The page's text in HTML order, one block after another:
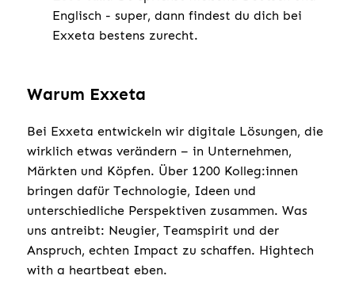
Englisch - super, dann findest du dich bei
Exxeta bestens zurecht.
Warum Exxeta
Bei Exxeta entwickeln wir digitale Lösungen, die
wirklich etwas verändern – in Unternehmen,
Märkten und Köpfen. Über 1200 Kolleg:innen
bringen dafür Technologie, Ideen und
unterschiedliche Perspektiven zusammen. Was
uns antreibt: Neugier, Teamspirit und der
Anspruch, echten Impact zu schaffen. Hightech
with a heartbeat eben.